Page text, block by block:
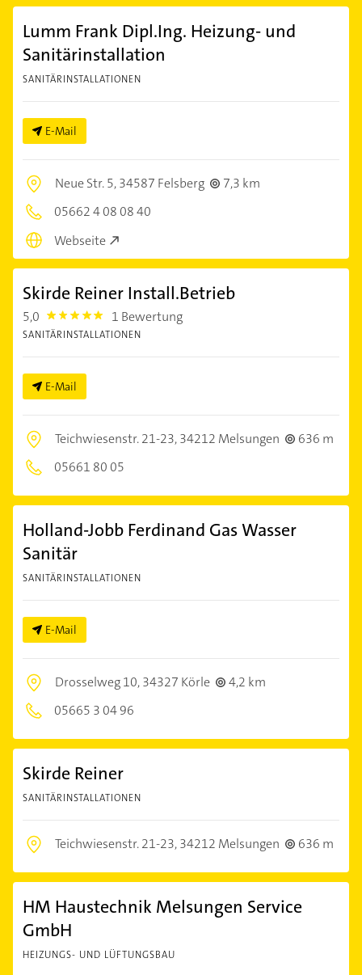
Lumm Frank Dipl.Ing. Heizung- und
Sanitärinstallation
SANITÄRINSTALLATIONEN
E-Mail
Neue Str. 5,34587 Felsberg
7,3 km
05662 4 08 08 40
Webseite
Skirde Reiner Install.Betrieb
5,0 5.0 1 Bewertung
SANITÄRINSTALLATIONEN
E-Mail
Teichwiesenstr. 21-23,34212 Melsungen
636 m
05661 80 05
Holland-Jobb Ferdinand Gas Wasser
Sanitär
SANITÄRINSTALLATIONEN
E-Mail
Drosselweg 10,34327 Körle
4,2 km
05665 3 04 96
Skirde Reiner
SANITÄRINSTALLATIONEN
Teichwiesenstr. 21-23,34212 Melsungen 636 m
HM Haustechnik Melsungen Service
GmbH
HEIZUNGS- UND LÜFTUNGSBAU